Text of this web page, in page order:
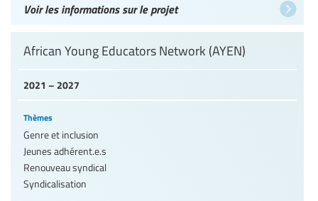
Voir les informations sur le projet
2021 – 2027
African Young Educators Network (AYEN)
Thèmes
Genre et inclusion
Jeunes adhérent.e.s
Renouveau syndical
Syndicalisation